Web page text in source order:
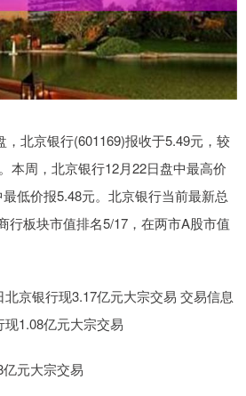
，北京银行(601169)报收于5.49元，较
本周，北京银行12月22日盘中最高价
低价报5.48元。北京银行当前最新总
行板块市值排名5/17，在两市A股市值
京银行现3.17亿元大宗交易 交易信息
1.08亿元大宗交易
元大宗交易